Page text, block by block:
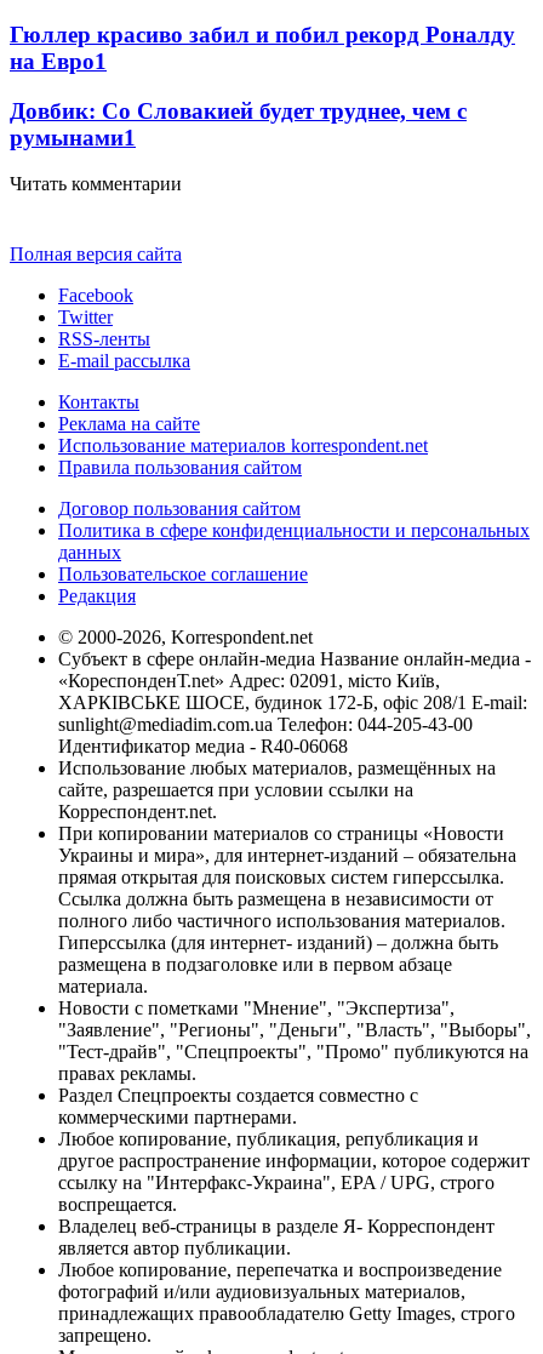
Гюллер красиво забил и побил рекорд Роналду
на Евро1
Довбик: Со Словакией будет труднее, чем с
румынами1
Читать комментарии
Полная версия сайта
Facebook
Twitter
RSS-ленты
E-mail рассылка
Контакты
Реклама на сайте
Использование материалов korrespondent.net
Правила пользования сайтом
Договор пользования сайтом
Политика в сфере конфиденциальности и персональных
данных
Пользовательское соглашение
Редакция
© 2000-2026, Korrespondent.net
Субъект в сфере онлайн-медиа Название онлайн-медиа -
«КореспонденТ.net» Адрес: 02091, місто Київ,
ХАРКІВСЬКЕ ШОСЕ, будинок 172-Б, офіс 208/1 E-mail:
sunlight@mediadim.com.ua Телефон: 044-205-43-00
Идентификатор медиа - R40-06068
Использование любых материалов, размещённых на
сайте, разрешается при условии ссылки на
Корреспондент.net.
При копировании материалов со страницы «Новости
Украины и мира», для интернет-изданий – обязательна
прямая открытая для поисковых систем гиперссылка.
Ссылка должна быть размещена в независимости от
полного либо частичного использования материалов.
Гиперссылка (для интернет- изданий) – должна быть
размещена в подзаголовке или в первом абзаце
материала.
Новости с пометками "Мнение", "Экспертиза",
"Заявление", "Регионы", "Деньги", "Власть", "Выборы",
"Тест-драйв", "Спецпроекты", "Промо" публикуются на
правах рекламы.
Раздел Спецпроекты создается совместно с
коммерческими партнерами.
Любое копирование, публикация, републикация и
другое распространение информации, которое содержит
ссылку на "Интерфакс-Украина", EPA / UPG, строго
воспрещается.
Владелец веб-страницы в разделе Я- Корреспондент
является автор публикации.
Любое копирование, перепечатка и воспроизведение
фотографий и/или аудиовизуальных материалов,
принадлежащих правообладателю Getty Images, строго
запрещено.